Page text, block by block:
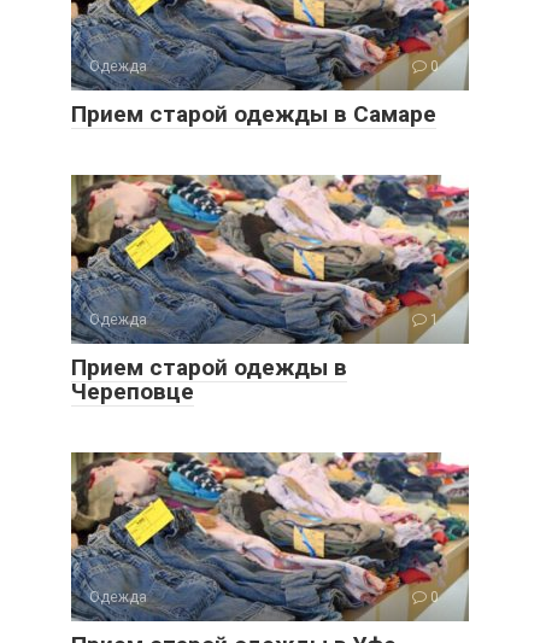
Одежда 0
Прием старой одежды в Самаре
Одежда 1
Прием старой одежды в
Череповце
Одежда 0